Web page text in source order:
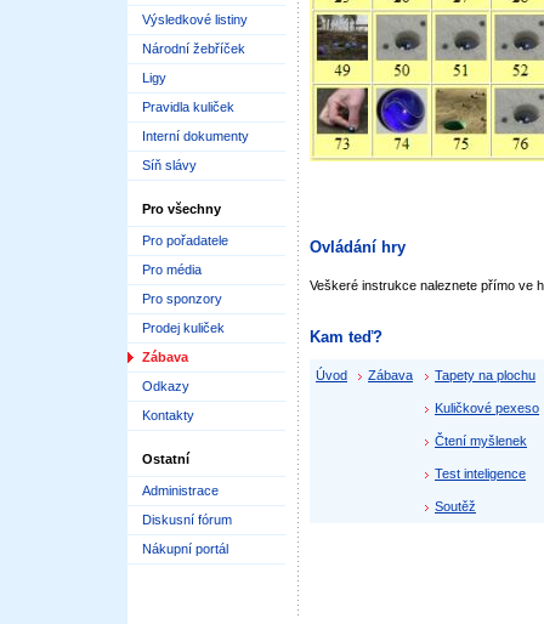
Výsledkové listiny
Národní žebříček
Ligy
Pravidla kuliček
Interní dokumenty
Síň slávy
Pro všechny
Pro pořadatele
Pro média
Pro sponzory
Prodej kuliček
Zábava
Odkazy
Kontakty
Ostatní
Administrace
Diskusní fórum
Nákupní portál
Ovládání hry
Veškeré instrukce naleznete přímo ve
Kam teď?
Úvod Zábava Tapety na plochu
Kuličkové pexeso
Čtení myšlenek
Test inteligence
Soutěž